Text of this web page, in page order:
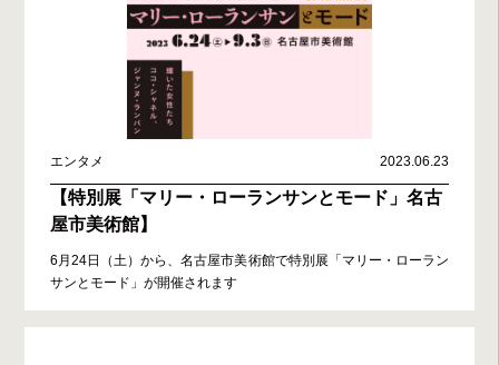
エンタメ 2023.06.23
【特別展「マリー・ローランサンとモード」名古
屋市美術館】
6月24日（土）から、名古屋市美術館で特別展「マリー・ローラン
サンとモード」が開催されます